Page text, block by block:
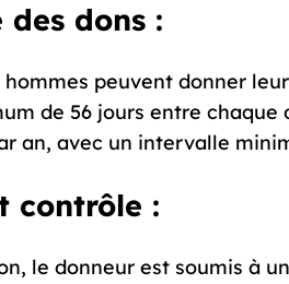
des dons :
peuvent donner
de 56 jours entre chaque
an, avec un intervalle
contrôle :
le donneur est soumis à